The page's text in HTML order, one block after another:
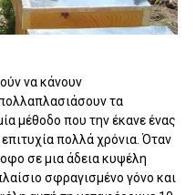
να κάνουν
τα
μέθοδο που την έκανε ένας
πολλά χρόνια. Όταν
σε μια άδεια κυψέλη
σφραγισμένο γόνο και